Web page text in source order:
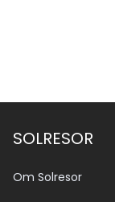
SOLRESOR
Om Solresor